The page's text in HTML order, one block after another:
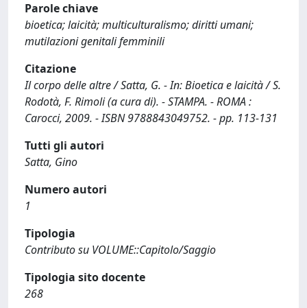
Parole chiave
bioetica; laicità; multiculturalismo; diritti umani;
mutilazioni genitali femminili
Citazione
Il corpo delle altre / Satta, G. - In: Bioetica e laicità / S.
Rodotà, F. Rimoli (a cura di). - STAMPA. - ROMA :
Carocci, 2009. - ISBN 9788843049752. - pp. 113-131
Tutti gli autori
Satta, Gino
Numero autori
1
Tipologia
Contributo su VOLUME::Capitolo/Saggio
Tipologia sito docente
268